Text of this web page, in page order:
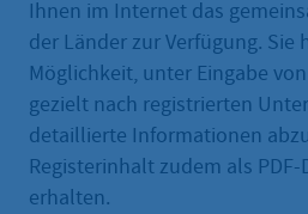
Ihnen im Internet das
der Länder zur Verfügung. Sie
Möglichkeit, unter Eingabe
gezielt nach registrierten
detaillierte Informationen
Registerinhalt zudem als
erhalten.